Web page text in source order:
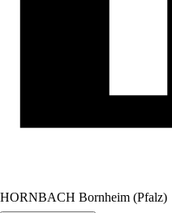
HORNBACH Bornheim (Pfalz)